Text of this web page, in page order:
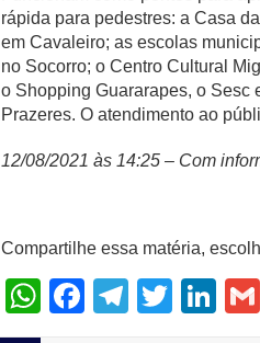
rápida para pedestres: a Casa
em Cavaleiro; as escolas
no Socorro; o Centro Cultural
o Shopping Guararapes, o Sesc
Prazeres. O atendimento ao
12/08/2021 às 14:25 – Com
Compartilhe essa matéria,
W
F
T
T
Li